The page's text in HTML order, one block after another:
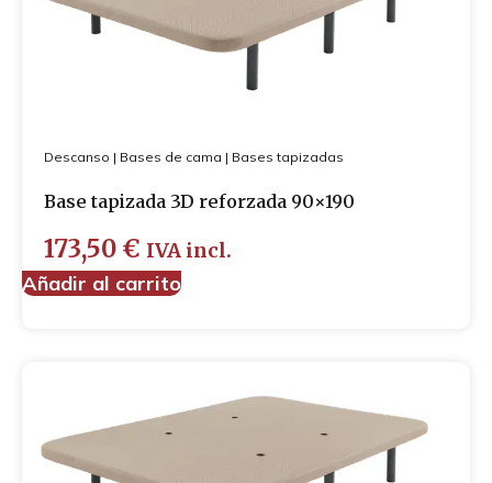
Descanso | Bases de cama | Bases tapizadas
Base tapizada 3D reforzada 90×190
173,50 € IVA incl.
Añadir al carrito